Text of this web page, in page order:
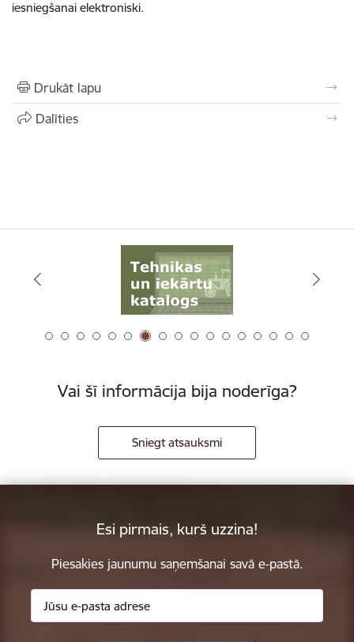
iesniegšanai elektroniski.
Drukāt lapu
Dalīties
Vai šī informācija bija noderīga?
Sniegt atsauksmi
Esi pirmais, kurš uzzina!
Piesakies jaunumu saņemšanai savā e-pastā.